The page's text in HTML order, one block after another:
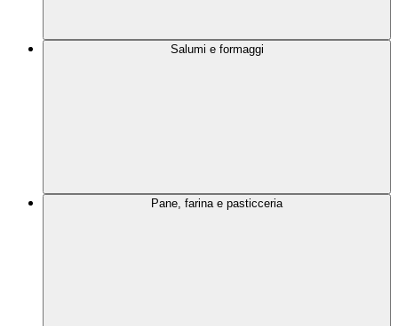
Salumi e formaggi
Pane, farina e pasticceria